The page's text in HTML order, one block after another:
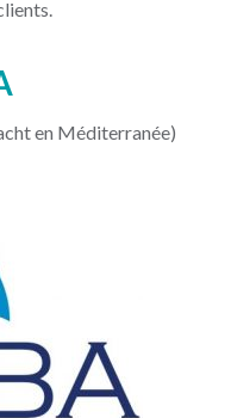
en Méditerranée)